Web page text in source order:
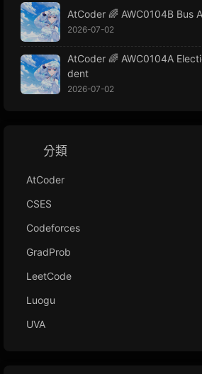
AtCoder 🌈 AWC0104B Bus
2026-07-02
AtCoder 🌈 AWC0104A
dent
2026-07-02
分類
AtCoder
CSES
Codeforces
GradProb
LeetCode
Luogu
UVA